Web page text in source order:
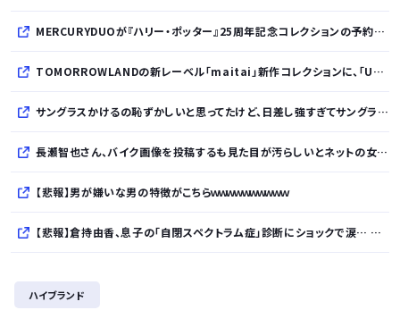
MERCURYDUOが『ハリー・ポッター』25周年記念コレクションの予約を開始
TOMORROWLANDの新レーベル「maitai」新作コレクションに、「UNDYED」の素材が採用
サングラスかけるの恥ずかしいと思ってたけど、日差し強すぎてサングラスかけ始めたわ
長瀬智也さん、バイク画像を投稿するも見た目が汚らしいとネットの女性たちから批判…謝罪
【悲報】男が嫌いな男の特徴がこちらｗｗｗｗｗｗｗｗｗｗ
【悲報】倉持由香、息子の「自閉スペクトラム症」診断にショックで涙… 見逃していた乳幼児期のサインとは？
ハイブランド